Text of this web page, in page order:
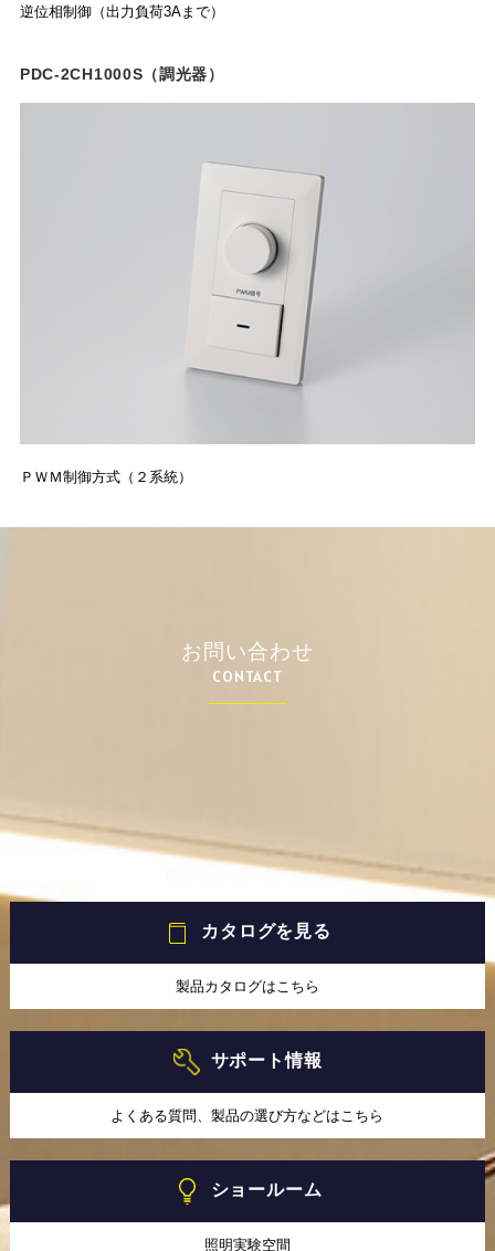
逆位相制御（出力負荷3Aまで）
PDC-2CH1000S（調光器）
ＰＷＭ制御方式（２系統）
お問い合わせ
CONTACT
カタログを見る
製品カタログはこちら
サポート情報
よくある質問、製品の選び方などはこちら
ショールーム
照明実験空間